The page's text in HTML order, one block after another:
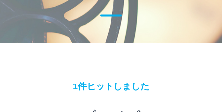
1件ヒットしました